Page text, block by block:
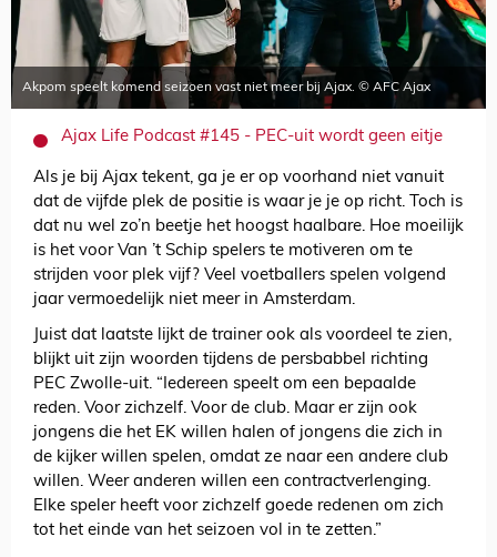
Akpom speelt komend seizoen vast niet meer bij Ajax. © AFC Ajax
Ajax Life Podcast #145 - PEC-uit wordt geen eitje
Als je bij Ajax tekent, ga je er op voorhand niet vanuit
dat de vijfde plek de positie is waar je je op richt. Toch is
dat nu wel zo’n beetje het hoogst haalbare. Hoe moeilijk
is het voor Van ’t Schip spelers te motiveren om te
strijden voor plek vijf? Veel voetballers spelen volgend
jaar vermoedelijk niet meer in Amsterdam.
Juist dat laatste lijkt de trainer ook als voordeel te zien,
blijkt uit zijn woorden tijdens de persbabbel richting
PEC Zwolle-uit. “Iedereen speelt om een bepaalde
reden. Voor zichzelf. Voor de club. Maar er zijn ook
jongens die het EK willen halen of jongens die zich in
de kijker willen spelen, omdat ze naar een andere club
willen. Weer anderen willen een contractverlenging.
Elke speler heeft voor zichzelf goede redenen om zich
tot het einde van het seizoen vol in te zetten.”